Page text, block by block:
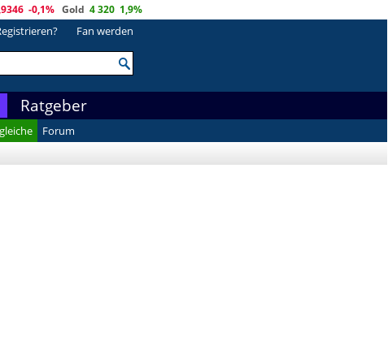
-0,1% Gold 4 320 1,9%
Fan werden
Ratgeber
Forum